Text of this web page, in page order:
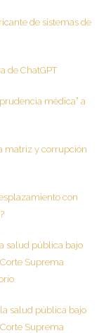
de sistemas de
de ChatGPT
médica” a
matriz y corrupción
con
salud pública bajo
Suprema
salud pública bajo
Suprema